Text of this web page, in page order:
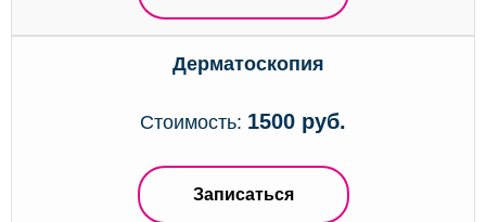
Дерматоскопия
Стоимость: 1500 руб.
Записаться